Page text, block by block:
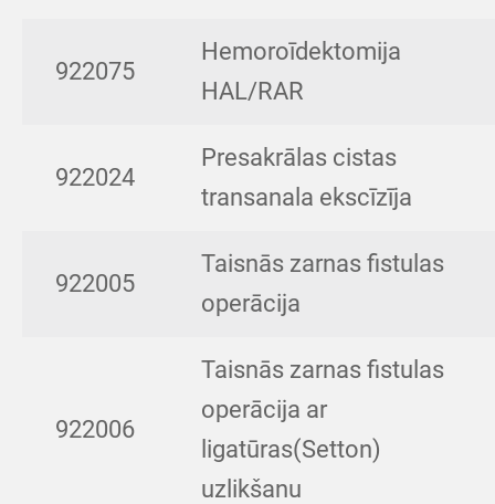
922075
Hemoroīdektomija
HAL/RAR
922024
Presakrālas cistas
transanala ekscīzīja
922005
Taisnās zarnas fistulas
operācija
922006
Taisnās zarnas fistulas
operācija ar
ligatūras(Setton)
uzlikšanu